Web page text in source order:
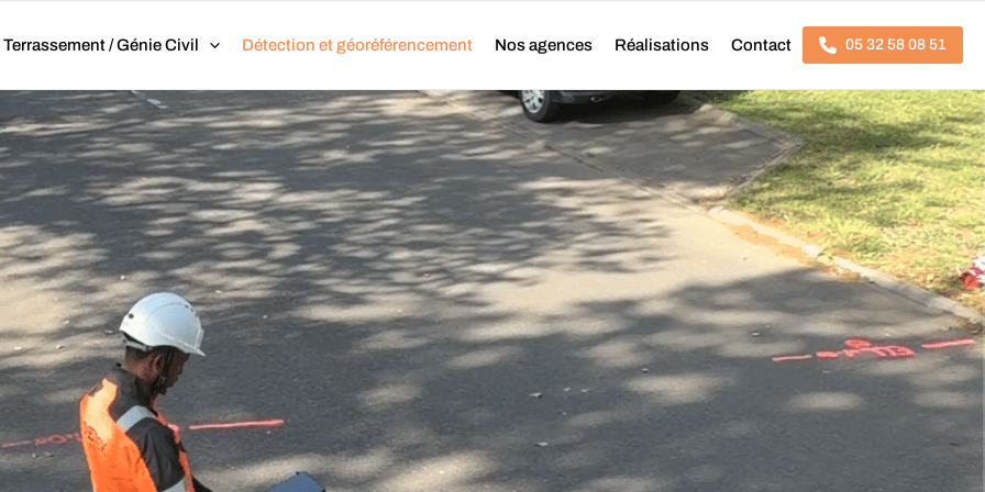
Terrassement / Génie Civil Détection et géoréférencement Nos agences Réalisations Contact 05 32 58 08 51